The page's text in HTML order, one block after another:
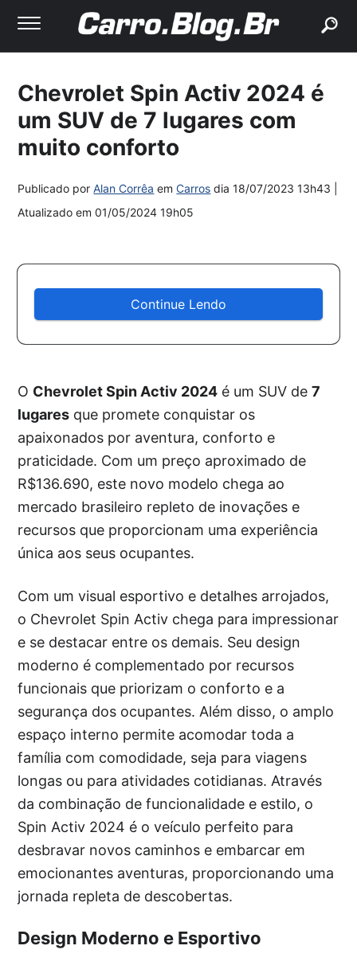
Chevrolet Spin Activ 2024 é
um SUV de 7 lugares com
muito conforto
Publicado porAlan Corrêa emCarros dia18/07/2023 13h43
Atualizado em01/05/2024 19h05
Continue Lendo
O Chevrolet Spin Activ 2024 é um SUV de7
lugares que promete conquistar os
apaixonados por aventura, conforto e
praticidade. Com um preço aproximado de
R$136.690, este novo modelo chega ao
mercado brasileiro repleto de inovações e
recursos que proporcionam uma experiência
única aos seus ocupantes.
Com um visual esportivo e detalhes arrojados,
o Chevrolet Spin Activ chega para impressionar
e se destacar entre os demais. Seu design
moderno é complementado por recursos
funcionais que priorizam o conforto e a
segurança dos ocupantes. Além disso, o amplo
espaço interno permite acomodar toda a
família com comodidade, seja para viagens
longas ou para atividades cotidianas. Através
da combinação de funcionalidade e estilo, o
Spin Activ 2024 é o veículo perfeito para
desbravar novos caminhos e embarcar em
emocionantes aventuras, proporcionando uma
jornada repleta de descobertas.
Design Moderno e Esportivo